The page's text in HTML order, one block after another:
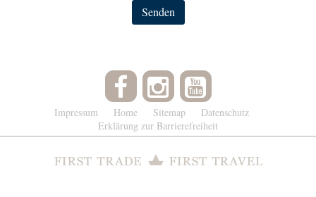
Senden
Impressum Home Sitemap
Datenschutz
Erklärung zur Barrierefreiheit